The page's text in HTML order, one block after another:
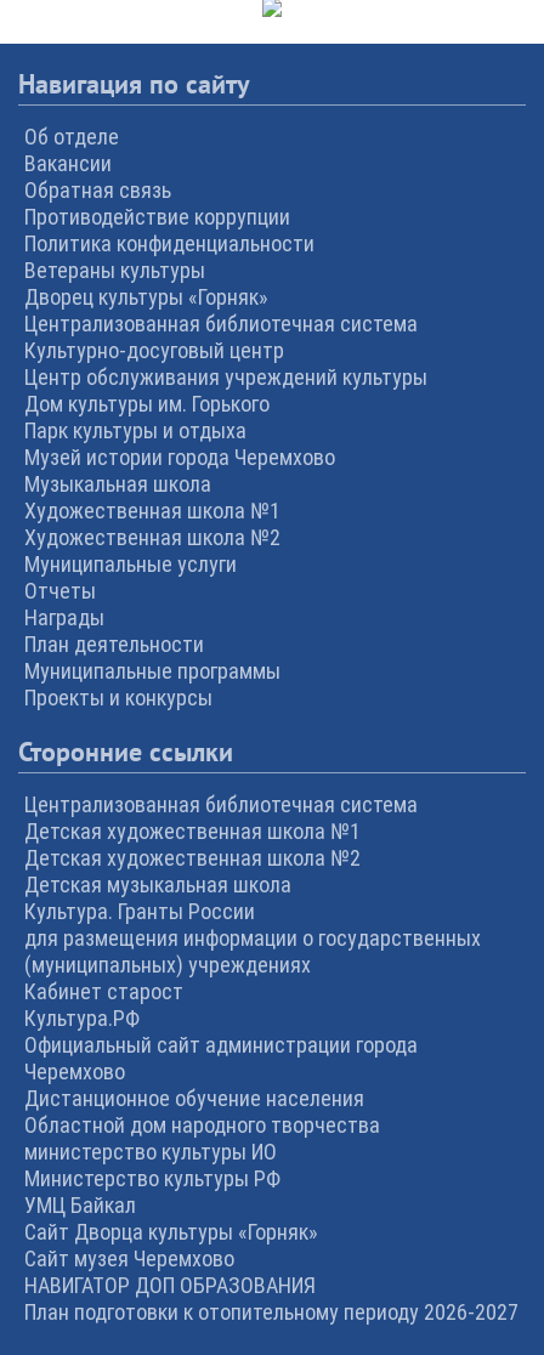
Навигация по сайту
Об отделе
Вакансии
Обратная связь
Противодействие коррупции
Политика конфиденциальности
Ветераны культуры
Дворец культуры «Горняк»
Централизованная библиотечная система
Культурно-досуговый центр
Центр обслуживания учреждений культуры
Дом культуры им. Горького
Парк культуры и отдыха
Музей истории города Черемхово
Музыкальная школа
Художественная школа №1
Художественная школа №2
Муниципальные услуги
Отчеты
Награды
План деятельности
Муниципальные программы
Проекты и конкурсы
Сторонние ссылки
Централизованная библиотечная система
Детская художественная школа №1
Детская художественная школа №2
Детская музыкальная школа
Культура. Гранты России
для размещения информации о государственных
(муниципальных) учреждениях
Кабинет старост
Культура.РФ
Официальный сайт администрации города
Черемхово
Дистанционное обучение населения
Областной дом народного творчества
министерство культуры ИО
Министерство культуры РФ
УМЦ Байкал
Сайт Дворца культуры «Горняк»
Сайт музея Черемхово
НАВИГАТОР ДОП ОБРАЗОВАНИЯ
План подготовки к отопительному периоду 2026-2027